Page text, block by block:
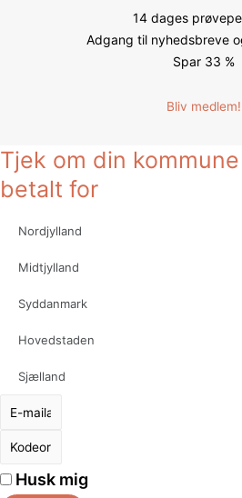
14 dages
Adgang til nyhedsbreve
Spar 33 %
Bliv medlem!
Tjek om din
betalt for
Nordjylland
Midtjylland
Syddanmark
Hovedstaden
Sjælland
Husk mig